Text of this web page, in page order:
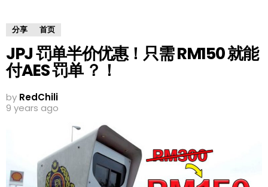
分享 首页
JPJ 罚单半价优惠！只需 RM150 就能
付AES 罚单 ？！
by RedChili
9 years ago